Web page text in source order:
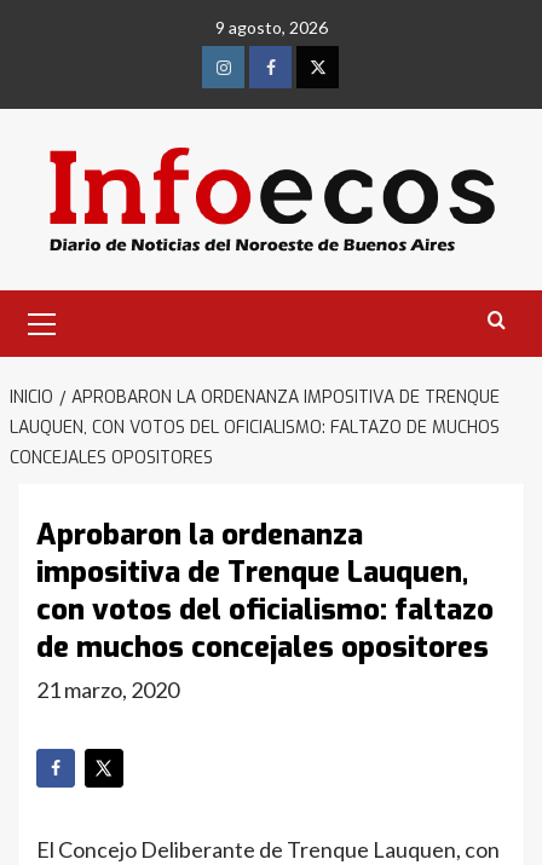
9 agosto, 2026
InstagramFacebookTwitter
primario
INICIO
APROBARON LA ORDENANZA IMPOSITIVA DE TRENQUE
LAUQUEN, CON VOTOS DEL OFICIALISMO: FALTAZO DE MUCHOS
CONCEJALES OPOSITORES
Aprobaron la ordenanza
impositiva de Trenque Lauquen,
con votos del oficialismo: faltazo
de muchos concejales opositores
21 marzo, 2020
El Concejo Deliberante de Trenque Lauquen, con